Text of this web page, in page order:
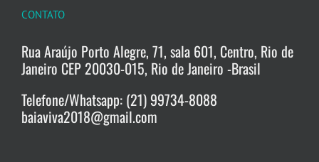
CONTATO
Rua Araújo Porto Alegre, 71, sala 601, Centro, Rio de
Janeiro CEP 20030-015, Rio de Janeiro -Brasil
Telefone/Whatsapp: (21) 99734-8088
baiaviva2018@gmail.com